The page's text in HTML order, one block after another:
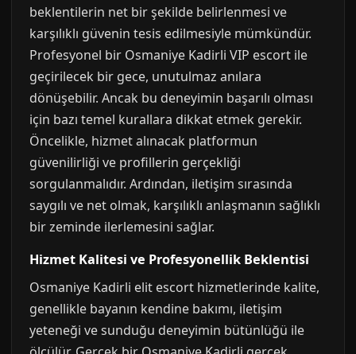
beklentilerin net bir şekilde belirlenmesi ve
karşılıklı güvenin tesis edilmesiyle mümkündür.
Profesyonel bir Osmaniye Kadirli VIP escort ile
geçirilecek bir gece, unutulmaz anılara
dönüşebilir. Ancak bu deneyimin başarılı olması
için bazı temel kurallara dikkat etmek gerekir.
Öncelikle, hizmet alınacak platformun
güvenilirliği ve profillerin gerçekliği
sorgulanmalıdır. Ardından, iletişim sırasında
saygılı ve net olmak, karşılıklı anlaşmanın sağlıklı
bir zeminde ilerlemesini sağlar.
Hizmet Kalitesi ve Profesyonellik Beklentisi
Osmaniye Kadirli elit escort hizmetlerinde kalite,
genellikle bayanın kendine bakımı, iletişim
yeteneği ve sunduğu deneyimin bütünlüğü ile